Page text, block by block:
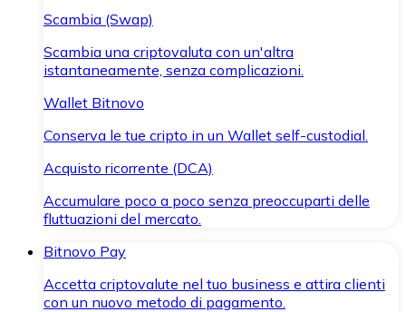
Scambia (Swap)
Scambia una criptovaluta con un'altra
istantaneamente, senza complicazioni.
Wallet Bitnovo
Conserva le tue cripto in un Wallet self-custodial.
Acquisto ricorrente (DCA)
Accumulare poco a poco senza preoccuparti delle
fluttuazioni del mercato.
Bitnovo Pay
Accetta criptovalute nel tuo business e attira clienti
con un nuovo metodo di pagamento.